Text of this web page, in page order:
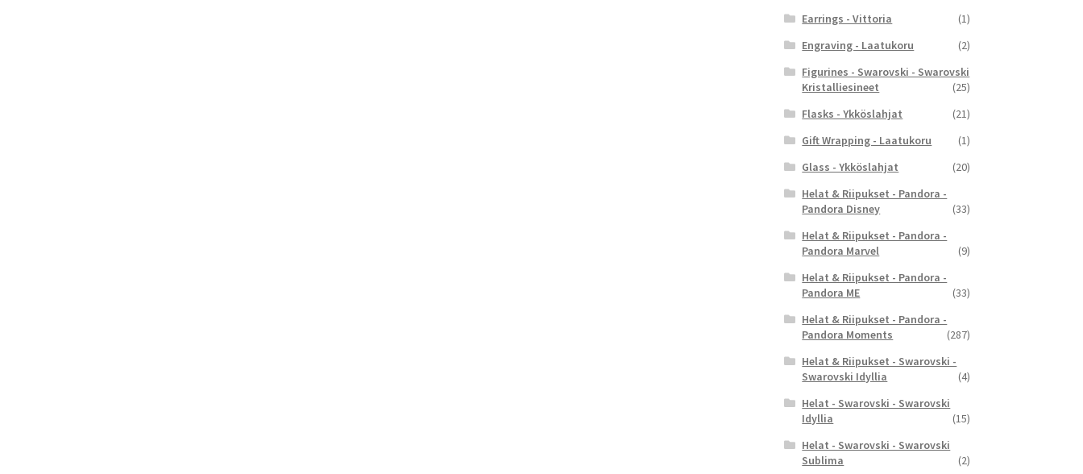
Earrings - Vittoria
(1)
Engraving - Laatukoru
(2)
Figurines - Swarovski - Swarovski
Kristalliesineet
(25)
Flasks - Ykköslahjat
(21)
Gift Wrapping - Laatukoru
(1)
Glass - Ykköslahjat
(20)
Helat & Riipukset - Pandora -
Pandora Disney
(33)
Helat & Riipukset - Pandora -
Pandora Marvel
(9)
Helat & Riipukset - Pandora -
Pandora ME
(33)
Helat & Riipukset - Pandora -
Pandora Moments
(287)
Helat & Riipukset - Swarovski -
Swarovski Idyllia
(4)
Helat - Swarovski - Swarovski
Idyllia
(15)
Helat - Swarovski - Swarovski
Sublima
(2)